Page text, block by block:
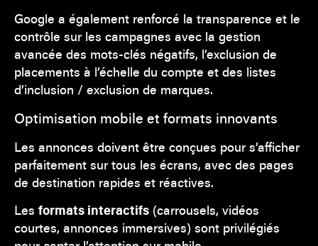
Google a également renforcé la transparence et le
contrôle sur les campagnes avec la gestion
avancée des mots-clés négatifs, l’exclusion de
placements à l’échelle du compte et des listes
d’inclusion / exclusion de marques.
Optimisation mobile et formats innovants
Les annonces doivent être conçues pour s’afficher
parfaitement sur tous les écrans, avec des pages
de destination rapides et réactives.
Les formats interactifs (carrousels, vidéos
courtes, annonces immersives) sont privilégiés